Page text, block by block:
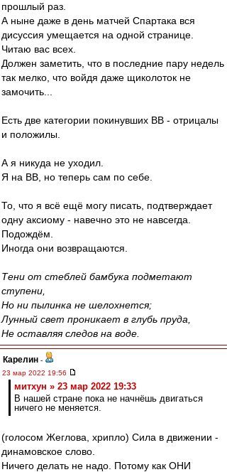
прошлый раз.
А ныне даже в день матчей Спартака вся
дисуссия умещается на одной странице.
Читаю вас всех.
Должен заметить, что в последние пару недель
так мелко, что войдя даже щиколоток не
замочить...
Есть две категории покинувших ВВ - отрицалы
и положилы.
А я никуда не уходил.
Я на ВВ, но теперь сам по себе.
То, что я всё ещё могу писать, подтверждает
одну аксиому - навечно это не навсегда.
Подождём.
Иногда они возвращаются.
Тени от стеблей бамбука подметают
ступени,
Но ни пылинка не шелохнется;
Лунный свет проникает в глубь пруда,
Не оставляя следов на воде.
Карелин -
23 мар 2022 19:56
митхун » 23 мар 2022 19:33
В нашей стране пока не начнёшь двигаться
ничего не меняется.
(голосом Жеглова, хрипло) Сила в движении -
динамовское слово.
Ничего делать не надо. Потому как ОНИ